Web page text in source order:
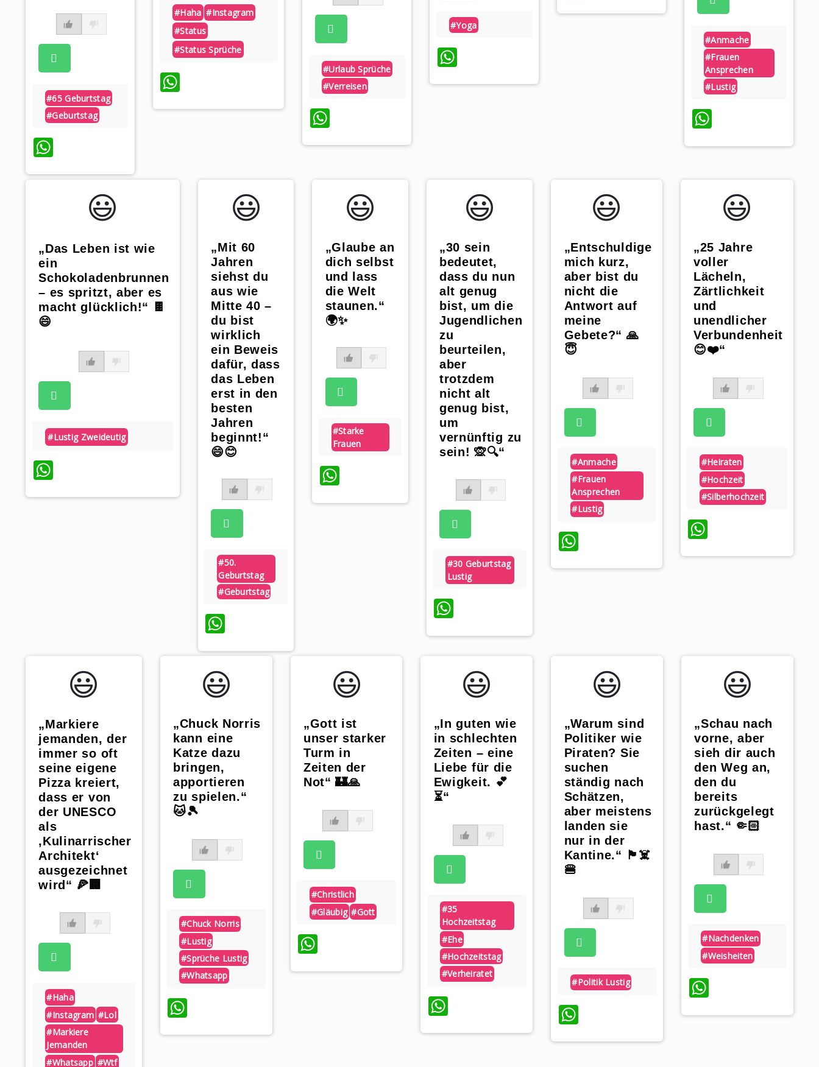
#65 Geburtstag
#geburtstag
WhatsApp
#haha #instagram
#status
#status Sprüche
#urlaub Sprüche
#verreisen
WhatsApp
#yoga
WhatsApp
#anmache
#frauen
Ansprechen
#lustig
WhatsApp
😃️
„Das Leben ist wie
ein
Schokoladenbrunnen
– es spritzt, aber es
macht glücklich!“ 🍫
😄
#lustig Zweideutig
WhatsApp
😃️
„Mit 60
Jahren
siehst du
aus wie
Mitte 40 –
du bist
wirklich
ein Beweis
dafür, dass
das Leben
erst in den
besten
Jahren
beginnt!“
😄😊
#50.
Geburtstag
#geburtstag
😃️
„Glaube an
dich selbst
und lass
die Welt
staunen.“
🌍✨
#starke
Frauen
WhatsApp
😃️
„30 sein
bedeutet,
dass du nun
alt genug
bist, um die
Jugendlichen
zu
beurteilen,
aber
trotzdem
nicht alt
genug bist,
um
vernünftig zu
sein! 🙊🔍“
#30 Geburtstag
Lustig
😃️
„Entschuldige
mich kurz,
aber bist du
nicht die
Antwort auf
meine
Gebete?“ 🙏
😇
#anmache
#frauen
Ansprechen
#lustig
WhatsApp
😃️
„25 Jahre
voller
Lächeln,
Zärtlichkeit
und
unendlicher
Verbundenheit
😊❤️“
#heiraten
#hochzeit
#silberhochzeit
😃️
„Markiere
jemanden, der
immer so oft
seine eigene
Pizza kreiert,
dass er von
der UNESCO
als
‚Kulinarrischer
Architekt‘
ausgezeichnet
wird“ 🍕🏢
#haha
#instagram #lol
#markiere
Jemanden
#whatsapp #wtf
😃️
„Chuck Norris
kann eine
Katze dazu
bringen,
apportieren
zu spielen.“
🐱🎾
#chuck Norris
#lustig
#sprüche Lustig
#whatsapp
😃️
„Gott ist
unser starker
Turm in
Zeiten der
Not“ 🏰🙏
#christlich
#gläubig #gott
😃️
„In guten wie
in schlechten
Zeiten – eine
Liebe für die
Ewigkeit. 💕
⏳“
#35
Hochzeitstag
#ehe
#hochzeitstag
#verheiratet
WhatsApp
😃️
„Warum sind
Politiker wie
Piraten? Sie
suchen
ständig nach
Schätzen,
aber meistens
landen sie
nur in der
Kantine.“ 🏴‍☠️
🍔
#politik Lustig
WhatsApp
😃️
„Schau nach
vorne, aber
sieh dir auch
den Weg an,
den du
bereits
zurückgelegt
hast.“ 🤏🏻
#nachdenken
#weisheiten
WhatsApp